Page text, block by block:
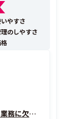
コムのリモー
実績がありま
やすさ
のしやすさ
もう手放せない！ヘルプデスク業務に欠かせない存在です